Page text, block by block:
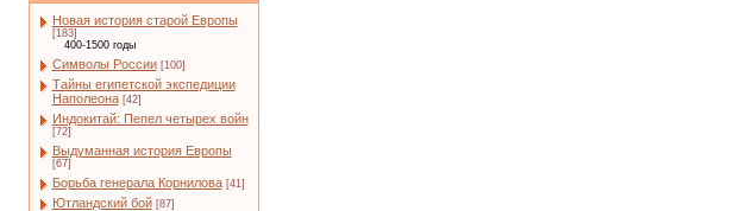
Новая история старой Европы
[183]
400-1500 годы
Символы России [100]
Тайны египетской экспедиции
Наполеона [42]
Индокитай: Пепел четырех войн
[72]
Выдуманная история Европы
[67]
Борьба генерала Корнилова [41]
Ютландский бой [87]